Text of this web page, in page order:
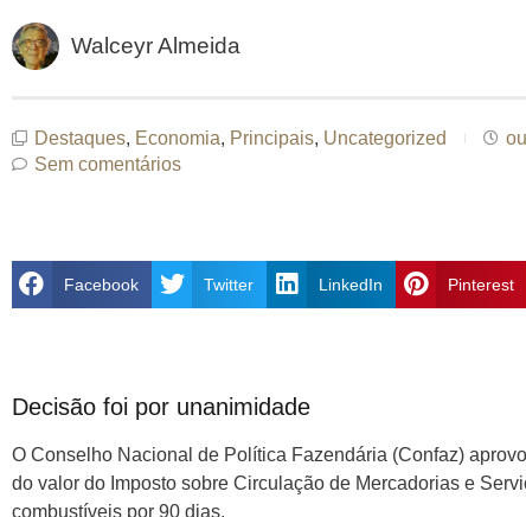
Walceyr Almeida
Destaques, Economia, Principais, Uncategorized
Sem comentários
Facebook Twitter LinkedIn Pinterest
Decisão foi por unanimidade
O Conselho Nacional de Política Fazendária (Confaz)
do valor do Imposto sobre Circulação de Mercadorias e
combustíveis por 90 dias.